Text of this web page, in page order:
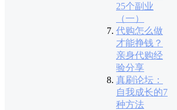
25个副业
（一）
代购怎么做
才能挣钱？
亲身代购经
验分享
真刷论坛：
自我成长的7
种方法